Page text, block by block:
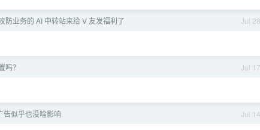
Jul 28
防业务的 AI 中转站来给 V 友发福利了
Jul 17
吗？
Jul 14
似乎也没啥影响